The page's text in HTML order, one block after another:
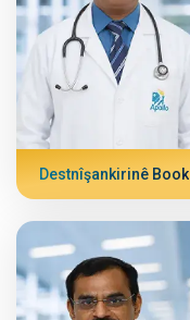
Destnîşankirinê Book